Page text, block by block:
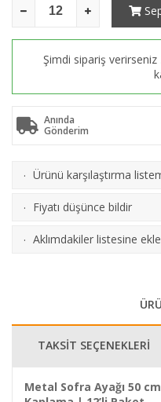
Şimdi sipariş verirseniz
Anında
Gönderim
· Ürünü karşılaştırma
· Fiyatı düşünce bildir
· Aklımdakiler listesine ekle
TAKSİT SEÇENEKLERİ
Metal Sofra Ayağı 50